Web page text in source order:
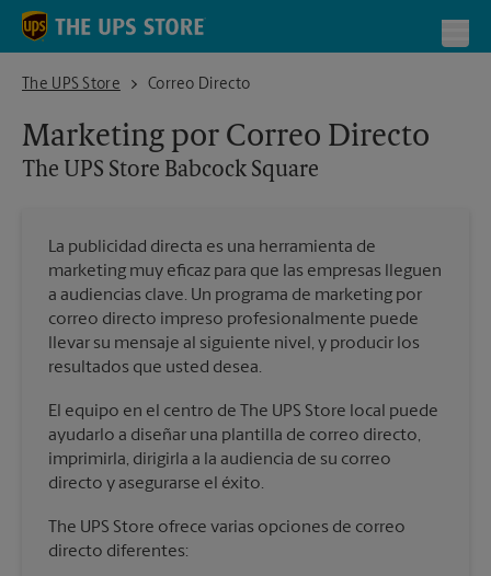
Skip to content
Return to Nav
The UPS Store
The UPS Store Babcock Square
Correo Directo
Marketing por Correo Directo
The UPS Store Babcock Square
La publicidad directa es una herramienta de
marketing muy eficaz para que las empresas lleguen
a audiencias clave. Un programa de marketing por
correo directo impreso profesionalmente puede
llevar su mensaje al siguiente nivel, y producir los
resultados que usted desea.
El equipo en el centro de The UPS Store local puede
ayudarlo a diseñar una plantilla de correo directo,
imprimirla, dirigirla a la audiencia de su correo
directo y asegurarse el éxito.
The UPS Store ofrece varias opciones de correo
directo diferentes: